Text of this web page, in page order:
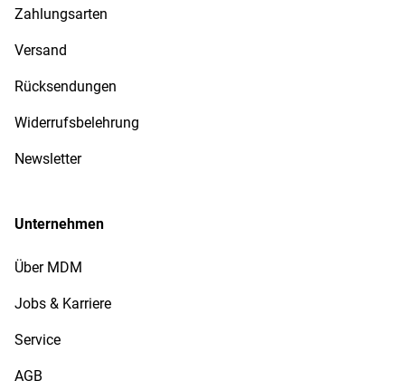
Zahlungsarten
Versand
Rücksendungen
Widerrufsbelehrung
Newsletter
Unternehmen
Über MDM
Jobs & Karriere
Service
AGB